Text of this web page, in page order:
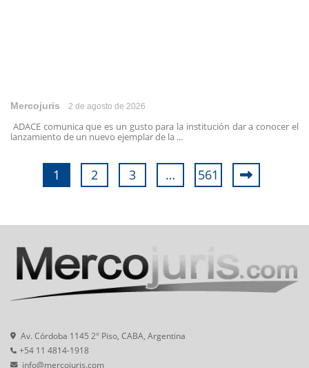
Mercojuris 2 de agosto de 2026
ADACE comunica que es un gusto para la institución dar a conocer el
lanzamiento de un nuevo ejemplar de la ...
1 2 3 … 561
Av. Córdoba 1145 2° Piso, CABA, Argentina
+54 11 4814-1918
info@mercojuris.com